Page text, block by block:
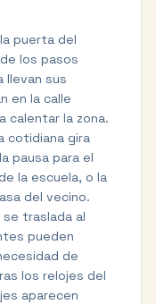
puerta del
los pasos
llevan sus
en la calle
calentar la zona.
cotidiana gira
pausa para el
la escuela, o la
del vecino.
traslada al
pueden
de
los relojes del
aparecen